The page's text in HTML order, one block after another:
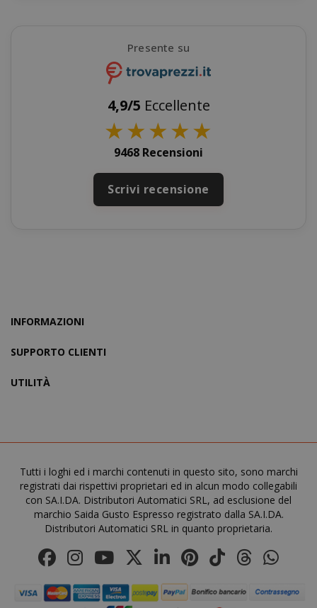
Presente su
4,9/5 Eccellente
★★★★★
9468 Recensioni
Scrivi recensione
INFORMAZIONI
SUPPORTO CLIENTI
UTILITÀ
Tutti i loghi ed i marchi contenuti in questo sito, sono marchi
registrati dai rispettivi proprietari ed in alcun modo collegabili
con SA.I.DA. Distributori Automatici SRL, ad esclusione del
marchio Saida Gusto Espresso registrato dalla SA.I.DA.
Distributori Automatici SRL in quanto proprietaria.
mage-cache-sessid
recently_compared_product Adobe Inc.
__cf_bm